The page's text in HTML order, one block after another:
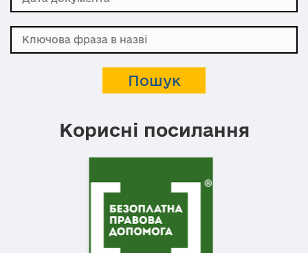
Корисні посилання